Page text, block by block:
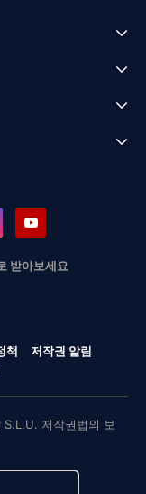
받아보세요
책
저작권 알림
저작권법의 보